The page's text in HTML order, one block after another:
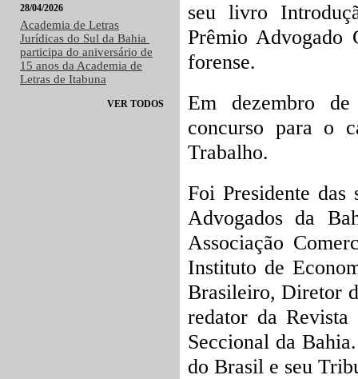
28/04/2026
Academia de Letras
Jurídicas do Sul da Bahia
participa do aniversário de
15 anos da Academia de
Letras de Itabuna
VER TODOS
seu livro
Prêmio Advogado
forense.
Em dezembro
concurso para o
Trabalho.
Foi Presidente das
Advogados da
Associação
Instituto de
Brasileiro, Diretor
redator da
Seccional da
do Brasil e seu